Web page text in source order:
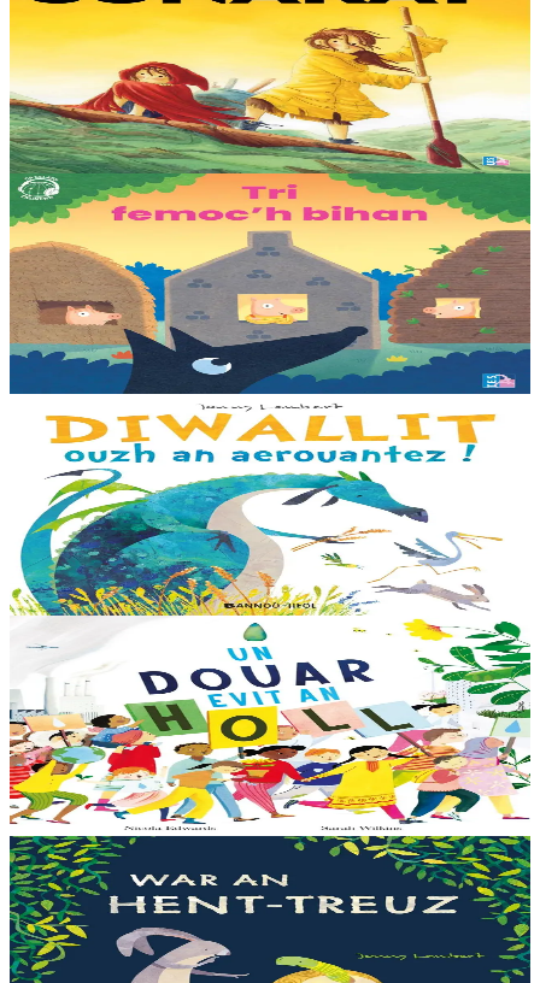
Sunakay
La mer est devenue une immense décharge dépourvue de vie sous-
marine. Deux soeurs survivent sur une île de plastique, au milieu des
déchets. Mais un évènement...
En stock25,00 €
3 ans et plus
TES
Les trois petits cochons
Il était une fois trois joyeux petits cochons qui vivaient avec leurs
parents. Il était temps pour chacun d’avoir sa propre maison ! Cette
collection propose...
12,00 €
Bannoù-heol
Look out, it's a Dragon!
Eflammez la dragonne est en quête d'une nouvelle maison. Mais
quand elle trouve la forêt parfaite, elle n'est pas la bienvenue...
"Ouste ! On ne veut pas de...
En stock13,00 €
Bannoù-heol
Like the Ocean We Rise
Notre planète est immense et magnifique, mais elle a besoin de notre
aide – elle a besoin de moi, elle a besoin de vous. Cet album illustré,
qui arrive à point...
En stock
13,00 €
3 ans et plus
Bannoù-heol
Let's all creep through crocodile creek
Qui sait quelles bêtes rôdent dans les marais quand la nuit tombe...